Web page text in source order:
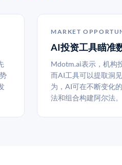
MARKET
AI投资工具瞄准
Mdotm.ai表示，机构
而AI工具可以提取洞
为，AI可在不断变化
法和组合构建阿尔法。